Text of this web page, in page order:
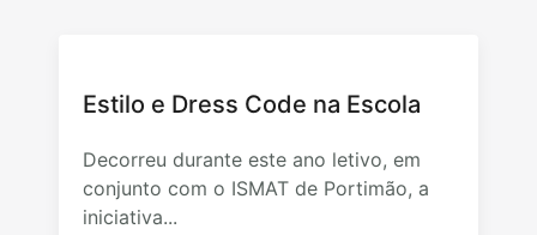
Estilo e Dress Code na Escola
Decorreu durante este ano letivo, em
conjunto com o ISMAT de Portimão, a
iniciativa...